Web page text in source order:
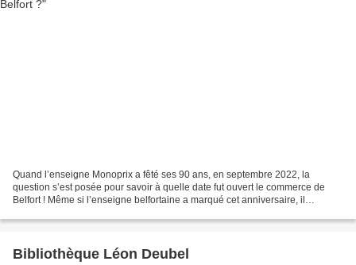
Quand l’enseigne Monoprix a fêté ses 90 ans, en septembre 2022, la
question s’est posée pour savoir à quelle date fut ouvert le commerce de
Belfort ! Même si l’enseigne belfortaine a marqué cet anniversaire, il
Bibliothèque Léon Deubel